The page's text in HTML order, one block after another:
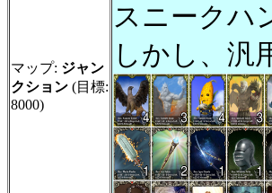
スニークハ
しかし、汎
マップ: ジャン
クション (目標:
8000)